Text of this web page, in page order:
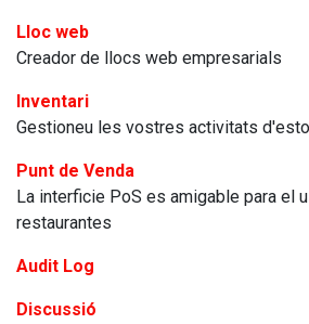
Lloc web
Creador de llocs web empresarials
Inventari
Gestioneu les vostres activitats
Punt de Venda
La interficie PoS es amigable para el
restaurantes
Audit Log
Discussió